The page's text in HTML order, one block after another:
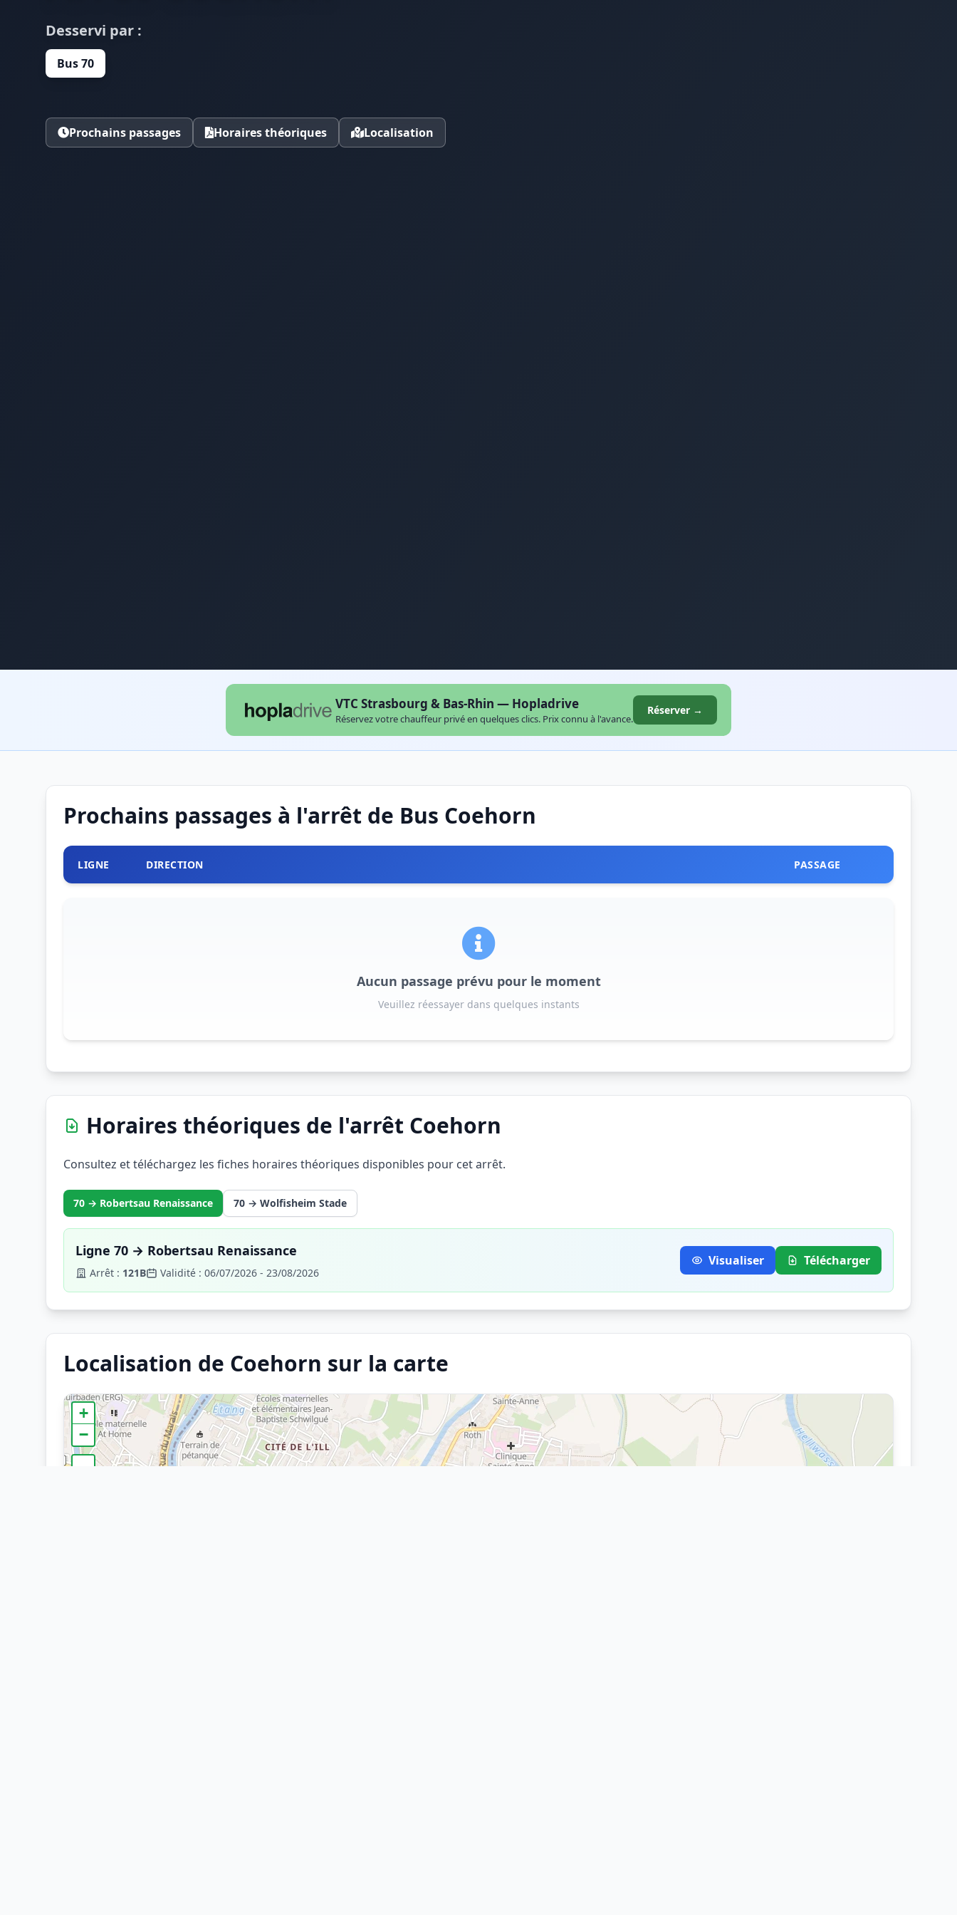
Desservi par :
Bus 70
Prochains passages Horaires théoriques Localisation
VTC Strasbourg & Bas-Rhin — Hopladrive
Réservez votre chauffeur privé en quelques clics. Prix connu à l'avance.
Réserver →
Prochains passages à l'arrêt de Bus Coehorn
LIGNE DIRECTION PASSAGE
Aucun passage prévu pour le moment
Veuillez réessayer dans quelques instants
Horaires théoriques de l'arrêt Coehorn
Consultez et téléchargez les fiches horaires théoriques disponibles pour cet arrêt.
70 → Robertsau Renaissance 70 → Wolfisheim Stade
Ligne 70 → Robertsau Renaissance
Arrêt : 121B Validité : 06/07/2026 - 23/08/2026
Visualiser Télécharger
Localisation de Coehorn sur la carte
+
−